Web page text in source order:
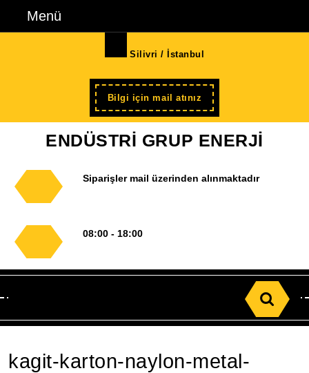
Menü
Silivri / İstanbul
Bilgi için mail atınız Şimdi
kayıt
ENDÜSTRİ GRUP ENERJİ
Siparişler mail üzerinden alınmaktadır
08:00 - 18:00
for:
kagit-karton-naylon-metal-